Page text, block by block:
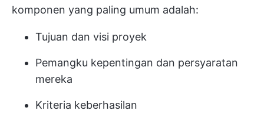
komponen yang paling umum adalah:
Tujuan dan visi proyek
Pemangku kepentingan dan persyaratan
mereka
Kriteria keberhasilan